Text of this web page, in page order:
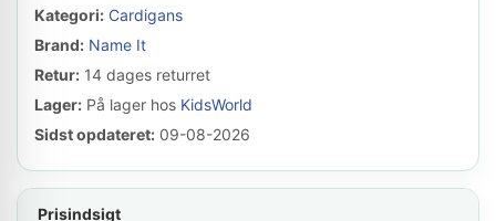
Kategori: Cardigans
Brand: Name It
Retur: 14 dages returret
Lager: På lager hos KidsWorld
Sidst opdateret: 09-08-2026
Prisindsigt